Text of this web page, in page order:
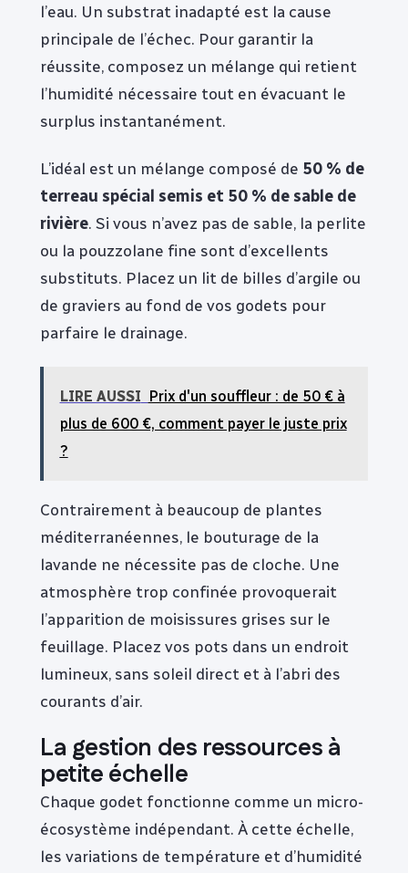
l’eau. Un substrat inadapté est la cause
principale de l’échec. Pour garantir la
réussite, composez un mélange qui retient
l’humidité nécessaire tout en évacuant le
surplus instantanément.
L’idéal est un mélange composé de 50 % de
terreau spécial semis et 50 % de sable de
rivière. Si vous n’avez pas de sable, la perlite
ou la pouzzolane fine sont d’excellents
substituts. Placez un lit de billes d’argile ou
de graviers au fond de vos godets pour
parfaire le drainage.
LIRE AUSSI
Prix d'un souffleur : de 50 € à
plus de 600 €, comment payer le juste prix
?
Contrairement à beaucoup de plantes
méditerranéennes, le bouturage de la
lavande ne nécessite pas de cloche. Une
atmosphère trop confinée provoquerait
l’apparition de moisissures grises sur le
feuillage. Placez vos pots dans un endroit
lumineux, sans soleil direct et à l’abri des
courants d’air.
La gestion des ressources à
petite échelle
Chaque godet fonctionne comme un micro-
écosystème indépendant. À cette échelle,
les variations de température et d’humidité